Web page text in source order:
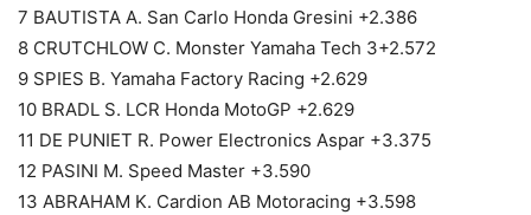
7 BAUTISTA A. San Carlo Honda Gresini +2.386
8 CRUTCHLOW C. Monster Yamaha Tech 3+2.572
9 SPIES B. Yamaha Factory Racing +2.629
10 BRADL S. LCR Honda MotoGP +2.629
11 DE PUNIET R. Power Electronics Aspar +3.375
12 PASINI M. Speed Master +3.590
13 ABRAHAM K. Cardion AB Motoracing +3.598